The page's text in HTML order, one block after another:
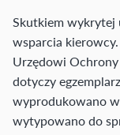
Skutkiem wykrytej
wsparcia
Urzędowi
dotyczy
wyprodukowano
wytypowano do